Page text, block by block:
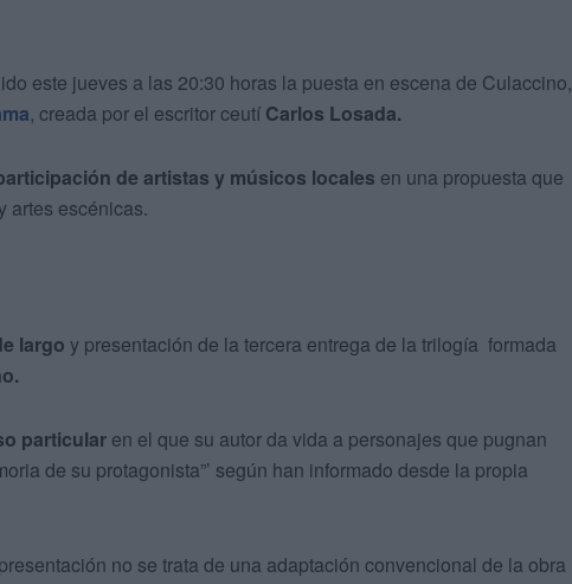
este jueves a las 20:30 horas la puesta en escena de Culaccino,
, creada por el escritor ceutí Carlos Losada.
de artistas y músicos locales en una propuesta que
artes escénicas.
largo y presentación de la tercera entrega de la trilogía formada
particular en el que su autor da vida a personajes que pugnan
de su protagonista”’ según han informado desde la propia
no se trata de una adaptación convencional de la obra